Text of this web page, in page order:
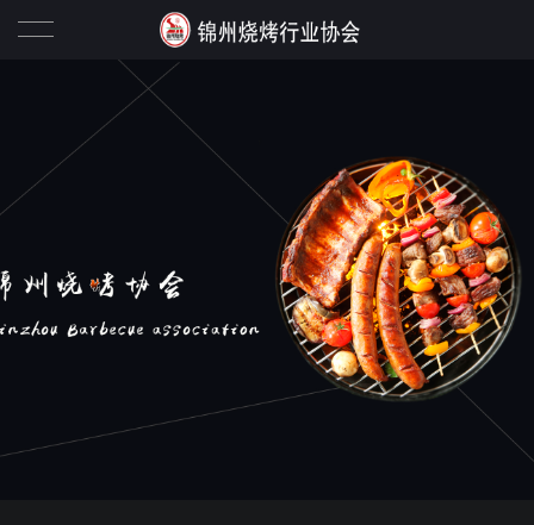
协会动态
政策法规
锦州烧烤名店
锦州烧烤名店二十强
李志会长
特色烧烤